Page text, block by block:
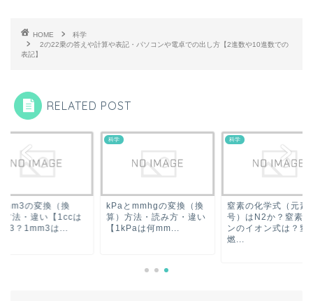
HOME
科学
2の22乗の答えや計算や表記・パソコンや電卓での出し方【2進数や10進数での
表記】
RELATED POST
mm3の変換（換
方法・違い【1ccは
？1mm3は...
科学
kPaとmmhgの変換（換
算）方法・読み方・違い
【1kPaは何mm...
科学
窒素の化学式（元素
号）はN2か？窒素
ンのイオン式は？窒
燃...